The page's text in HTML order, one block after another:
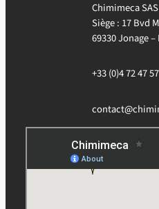
Chimimeca SAS
Siège : 17 Bvd
69330 Jonage –
+33 (0)4 72 47